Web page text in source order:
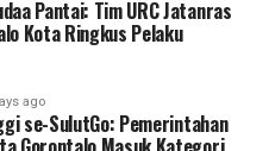
Pantai: Tim URC Jatanras
Kota Ringkus Pelaku
ago
se-SulutGo: Pemerintahan